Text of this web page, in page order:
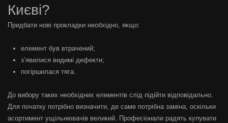
Києві?
Придбати нові прокладки необхідно, якщо:
елемент був втрачений;
з’явилися видимі дефекти;
погіршилася тяга.
До вибору таких необхідних елементів слід підійти відповідально.
Для початку потрібно визначити, де саме потрібна заміна, оскільки
асортимент ущільнювачів великий. Професіонали радять купувати